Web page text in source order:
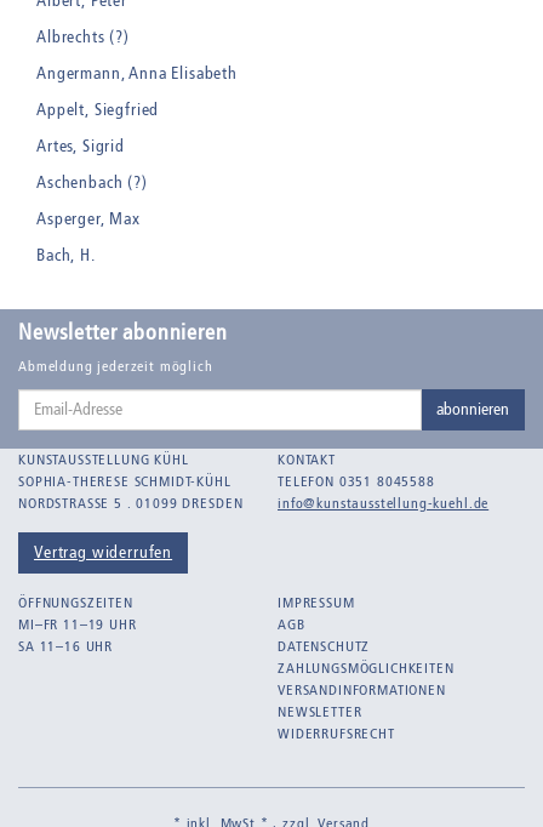
Albrechts (?)
Angermann, Anna Elisabeth
Appelt, Siegfried
Artes, Sigrid
Aschenbach (?)
Asperger, Max
Bach, H.
Balden, Theo , eigentlich Otto Koehler
Balden-Wolff, Annemarie
Bankroth, Bernd
Bankroth, Ursula
Barth, Arthur Julius
Bartnig, Horst
Bartzsch, Paul Kurt
Becker, F.
Beckmann, Max
Newsletter abonnieren
Abmeldung jederzeit möglich
Email-
abonnieren
KUNSTAUSSTELLUNG KÜHL
SOPHIA-THERESE SCHMIDT-KÜHL
NORDSTRASSE 5 . 01099 DRESDEN
Vertrag widerrufen
KONTAKT
TELEFON 0351 8045588
info@kunstausstellung-kuehl.de
ÖFFNUNGSZEITEN
MI–FR 11–19 UHR
SA 11–16 UHR
IMPRESSUM
AGB
DATENSCHUTZ
ZAHLUNGSMÖGLICHKEITEN
VERSANDINFORMATIONEN
NEWSLETTER
WIDERRUFSRECHT
* inkl. MwSt.* , zzgl.Versand